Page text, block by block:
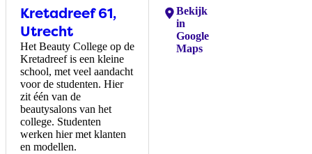
Kretadreef 61,
Utrecht
Het Beauty College op de
Kretadreef is een kleine
school, met veel aandacht
voor de studenten. Hier
zit één van de
beautysalons van het
college. Studenten
werken hier met klanten
en modellen.
Locaties:
Bekijk
in
Google
Maps